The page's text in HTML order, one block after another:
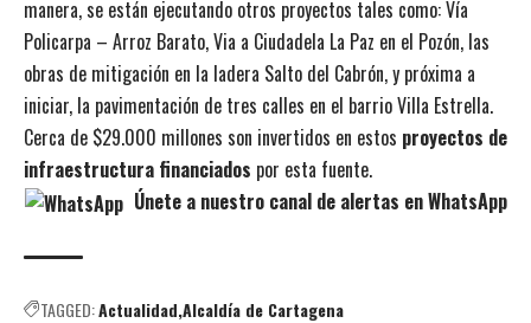
manera, se están ejecutando otros proyectos tales como: Vía
Policarpa – Arroz Barato, Via a Ciudadela La Paz en el Pozón, las
obras de mitigación en la ladera Salto del Cabrón, y próxima a
iniciar, la pavimentación de tres calles en el barrio Villa Estrella.
Cerca de $29.000 millones son invertidos en estos proyectos de
infraestructura financiados por esta fuente.
Únete a nuestro canal de alertas en WhatsApp
TAGGED:Actualidad Alcaldía de Cartagena